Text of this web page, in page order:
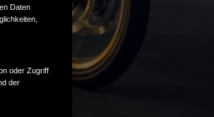
Daten
oder Zugriff
der